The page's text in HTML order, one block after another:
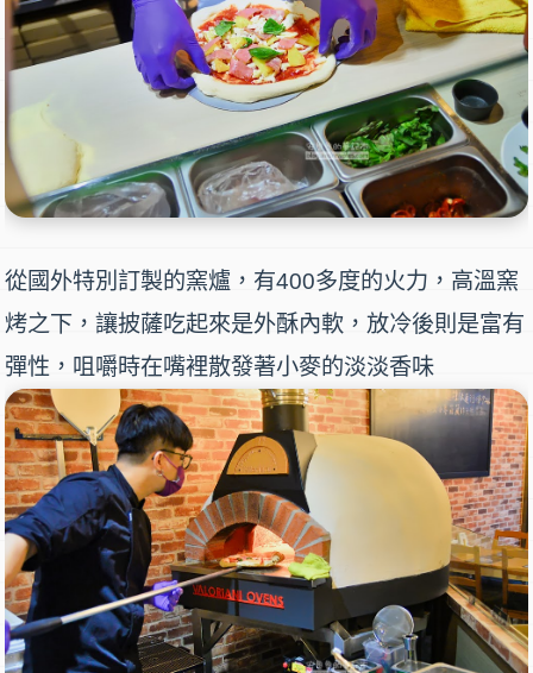
從國外特別訂製的窯爐，有400多度的火力，高溫窯
烤之下，讓披薩吃起來是外酥內軟，放冷後則是富有
彈性，咀嚼時在嘴裡散發著小麥的淡淡香味